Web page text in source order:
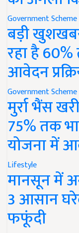
Government Scheme
बड़ी
रहा है
आवेदन
Government Scheme
मुर्रा भैंस
75% तक
योजना में
Lifestyle
मानसून में
3 आसान
फफूंदी